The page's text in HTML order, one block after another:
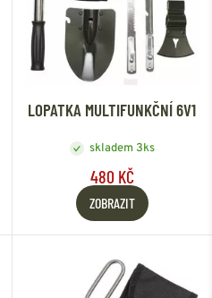
LOPATKA MULTIFUNKČNÍ 6V1
skladem 3ks
480 KČ
ZOBRAZIT